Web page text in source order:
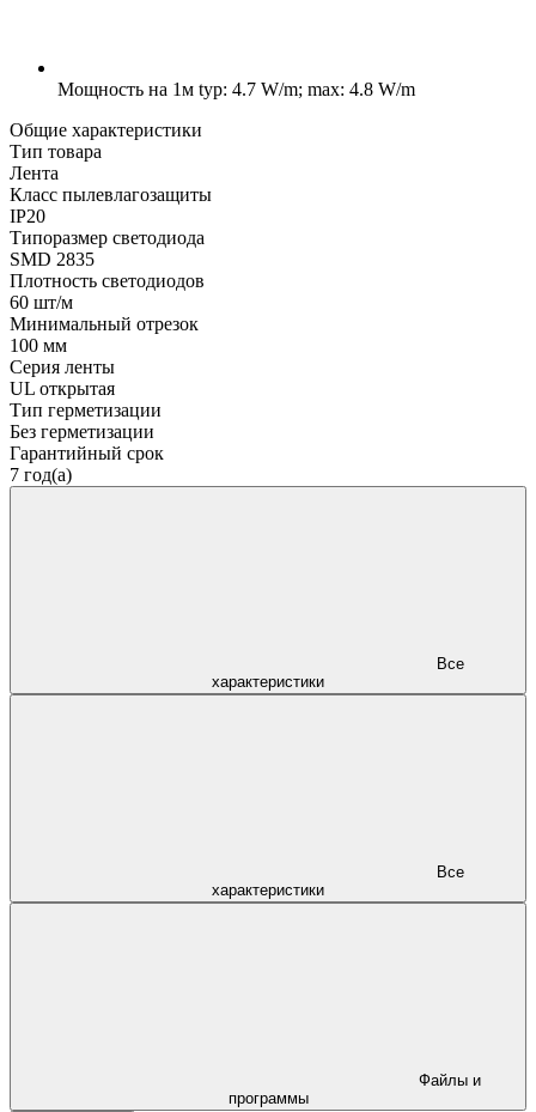
Мощность на 1м typ: 4.7 W/m; max: 4.8 W/m
Общие характеристики
Тип товара
Лента
Класс пылевлагозащиты
IP20
Типоразмер светодиода
SMD 2835
Плотность светодиодов
60 шт/м
Минимальный отрезок
100 мм
Серия ленты
UL открытая
Тип герметизации
Без герметизации
Гарантийный срок
7 год(а)
характеристики
характеристики
программы